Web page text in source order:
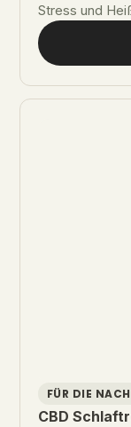
Stress und
FÜR DIE
CBD